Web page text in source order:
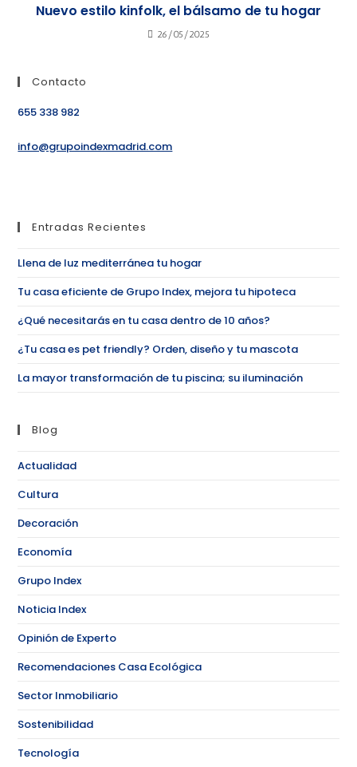
Nuevo estilo kinfolk, el bálsamo de tu hogar
26/05/2025
Contacto
655 338 982
info@grupoindexmadrid.com
Entradas Recientes
Llena de luz mediterránea tu hogar
Tu casa eficiente de Grupo Index, mejora tu hipoteca
¿Qué necesitarás en tu casa dentro de 10 años?
¿Tu casa es pet friendly? Orden, diseño y tu mascota
La mayor transformación de tu piscina; su iluminación
Blog
Actualidad
Cultura
Decoración
Economía
Grupo Index
Noticia Index
Opinión de Experto
Recomendaciones Casa Ecológica
Sector Inmobiliario
Sostenibilidad
Tecnología